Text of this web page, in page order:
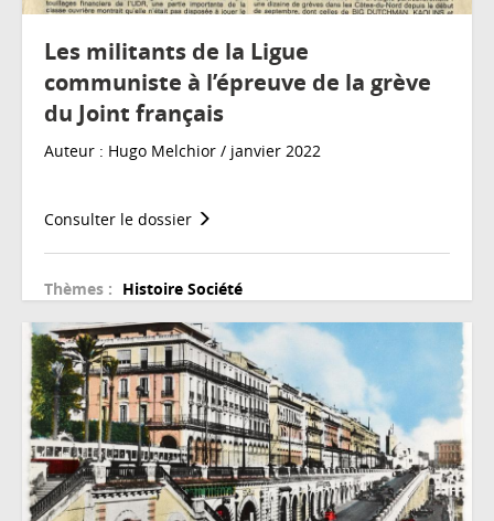
Les militants de la Ligue
communiste à l’épreuve de la grève
du Joint français
Auteur : Hugo Melchior / janvier 2022
Consulter le dossier
Thèmes : Histoire Société